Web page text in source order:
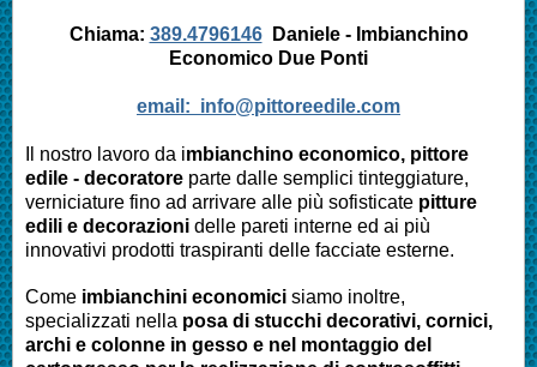
Chiama: 389.4796146Daniele - Imbianchino
Economico Due Ponti
email: info@pittoreedile.com
Il nostro lavoro da imbianchino economico, pittore
edile - decoratore parte dalle semplici tinteggiature,
verniciature fino ad arrivare alle più sofisticate pitture
edili e decorazioni delle pareti interne ed ai più
innovativi prodotti traspiranti delle facciate esterne.
Come imbianchini economici siamo inoltre,
specializzati nella posa di stucchi decorativi, cornici,
archi e colonne in gesso e nel montaggio del